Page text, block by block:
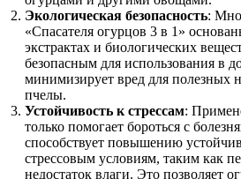
Экологическая безопасность:
«Спасателя огурцов 3 в 1»
экстрактах и биологических
безопасным для использования в
минимизирует вред для полезных
пчелы.
Устойчивость к стрессам:
только помогает бороться с
способствует повышению
стрессовым условиям, таким как
недостаток влаги. Это позволяет